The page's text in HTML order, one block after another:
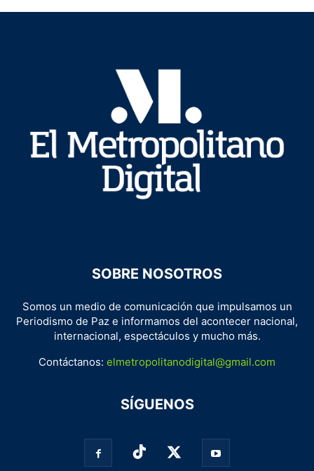
SOBRE NOSOTROS
Somos un medio de comunicación que impulsamos un
Periodismo de Paz e informamos del acontecer nacional,
internacional, espectáculos y mucho más.
Contáctanos: elmetropolitanodigital@gmail.com
SÍGUENOS